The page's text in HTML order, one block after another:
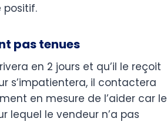
positif.
pas tenues
en 2 jours et qu’il le reçoit
s’impatientera, il contactera
en mesure de l’aider car le
lequel le vendeur n’a pas